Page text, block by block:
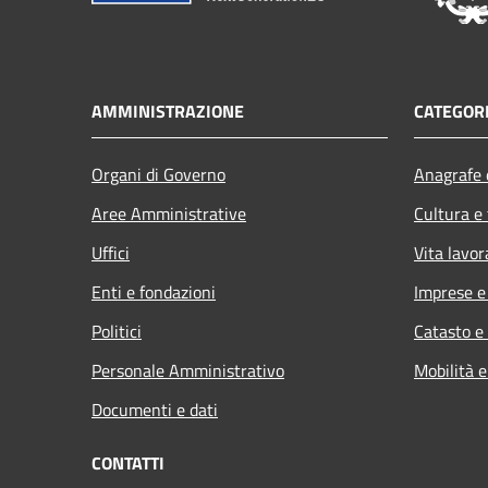
AMMINISTRAZIONE
Organi di Governo
Aree Amministrative
Uffici
Enti e fondazioni
Politici
Personale Amministrativo
Documenti e dati
Cultura
Vita
Imprese
Catasto
Mobilità
CONTATTI